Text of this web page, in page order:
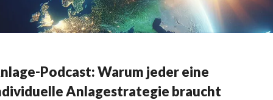
Podcast: Warum jeder eine
Anlagestrategie braucht